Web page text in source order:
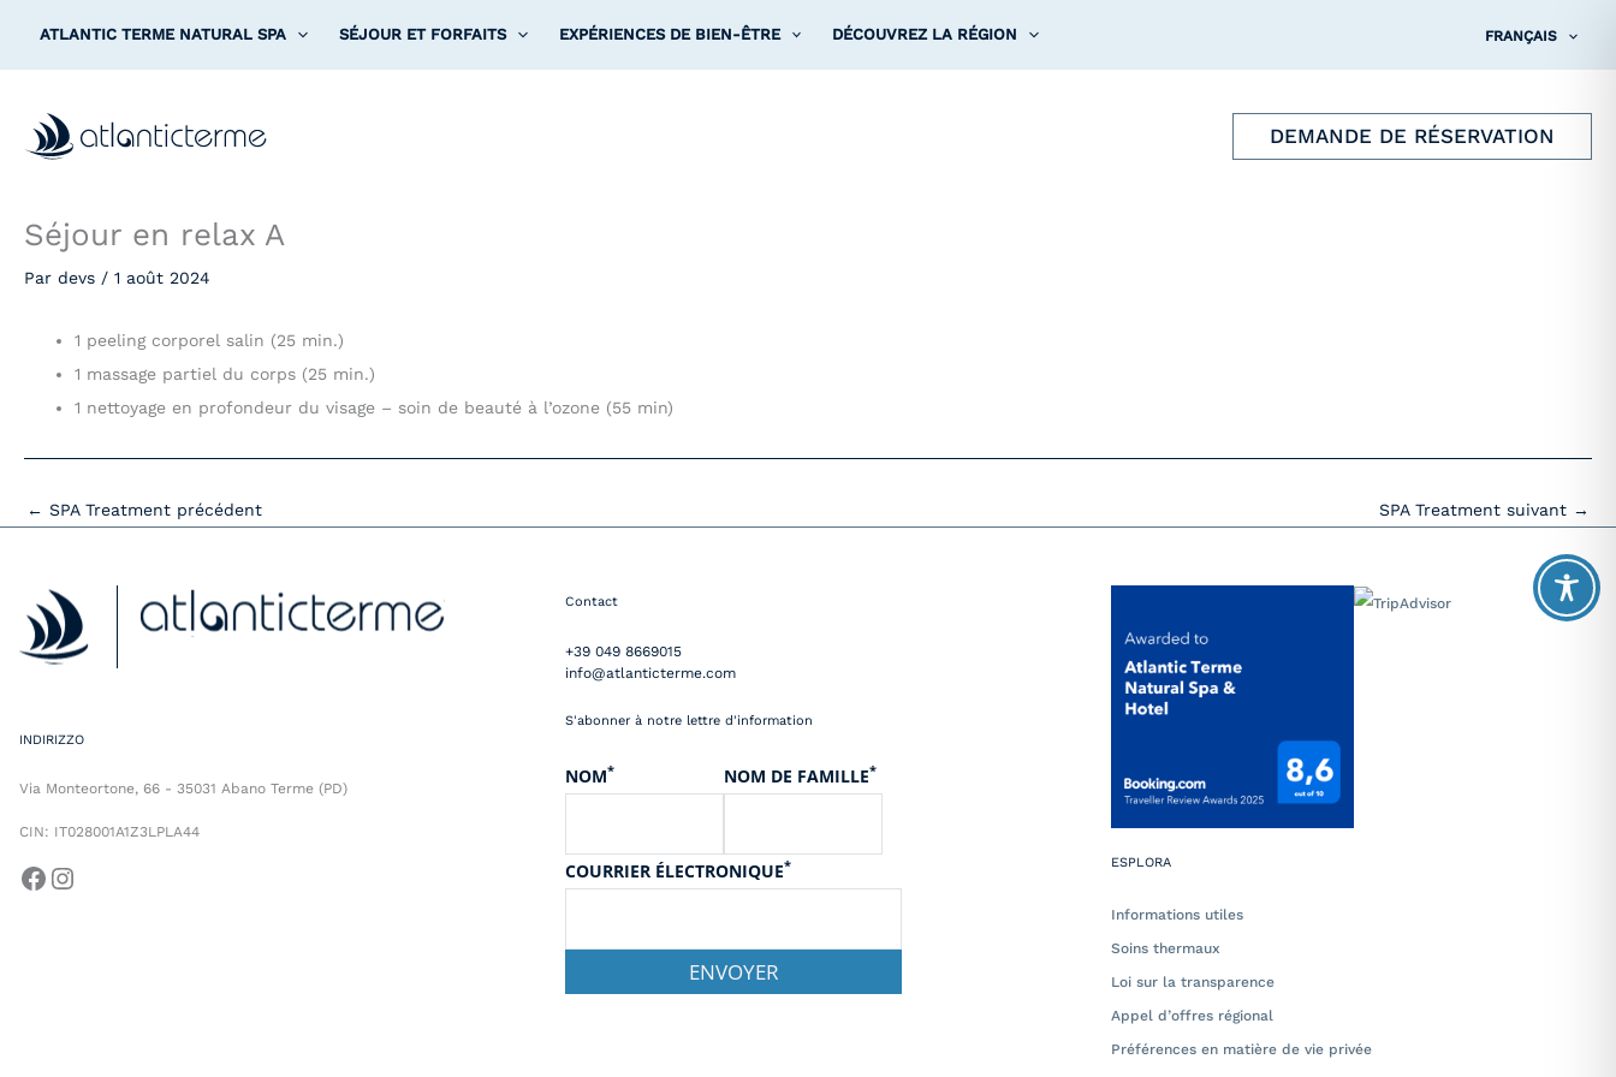
ATLANTIC TERME NATURAL SPA SÉJOUR ET FORFAITS EXPÉRIENCES DE BIEN-ÊTRE DÉCOUVREZ LA RÉGION FRANÇAIS
DEMANDE DE RÉSERVATION
Séjour en relax A
Par devs / 1 août 2024
1 peeling corporel salin (25 min.)
1 massage partiel du corps (25 min.)
1 nettoyage en profondeur du visage – soin de beauté à l’ozone (55 min)
← SPA Treatment précédent SPA Treatment suivant →
INDIRIZZO
Via Monteortone, 66 - 35031 Abano Terme (PD)
CIN: IT028001A1Z3LPLA44
Facebook
Instagram
Contact
+39 049 8669015
info@atlanticterme.com
S'abonner à notre lettre d'information
NOM* NOM DE FAMILLE*
COURRIER ÉLECTRONIQUE* ESPLORA
Informations utiles
Soins thermaux
Loi sur la transparence
Appel d’offres régional
Préférences en matière de vie privée